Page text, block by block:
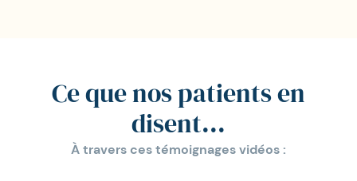
Ce que nos patients en
disent...
À travers ces témoignages vidéos :